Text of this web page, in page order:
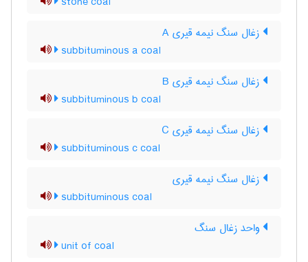
زغال سنگ نیمه قیری A
subbituminous a coal
زغال سنگ نیمه قیری B
subbituminous b coal
زغال سنگ نیمه قیری C
subbituminous c coal
زغال سنگ نیمه قیری
subbituminous coal
واحد زغال سنگ
unit of coal